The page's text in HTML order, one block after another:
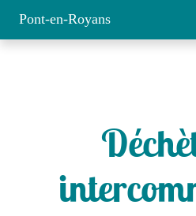
Pont-en-Royans